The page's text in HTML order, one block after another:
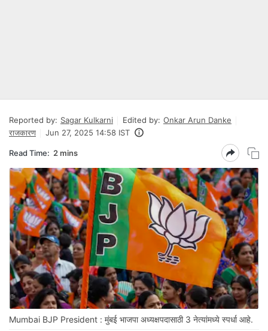
Reported by: Sagar Kulkarni Edited by: Onkar Arun Danke
राजकारण
Jun 27, 2025 14:58 IST
Read Time: 2 mins
Mumbai BJP President : मुंबई भाजपा अध्यक्षपदासाठी 3 नेत्यांमध्ये स्पर्धा आहे.